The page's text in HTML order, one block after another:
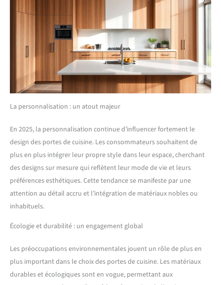
La personnalisation : un atout majeur
En 2025, la personnalisation continue d’influencer fortement le
design des portes de cuisine. Les consommateurs souhaitent de
plus en plus intégrer leur propre style dans leur espace, cherchant
des designs sur mesure qui reflètent leur mode de vie et leurs
préférences esthétiques. Cette tendance se manifeste par une
attention au détail accru et l’intégration de matériaux nobles ou
inhabituels.
Écologie et durabilité : un engagement global
Les préoccupations environnementales jouent un rôle de plus en
plus important dans le choix des portes de cuisine. Les matériaux
durables et écologiques sont en vogue, permettant aux